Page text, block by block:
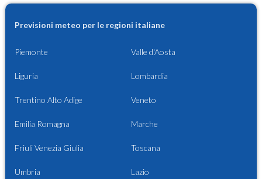
Previsioni meteo per le regioni italiane
Piemonte Valle d'Aosta
Liguria Lombardia
Trentino Alto Adige Veneto
Emilia Romagna Marche
Friuli Venezia Giulia Toscana
Umbria Lazio